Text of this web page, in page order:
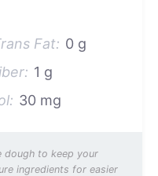
Fat: 0 g
1 g
30 mg
dough to keep your
ingredients for easier